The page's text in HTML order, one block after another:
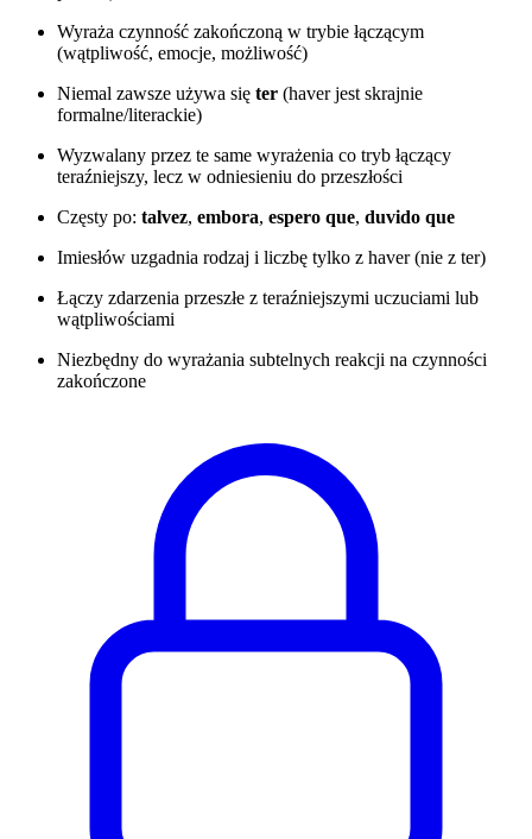
Wyraża czynność zakończoną w trybie łączącym
(wątpliwość, emocje, możliwość)
Niemal zawsze używa się ter (haver jest skrajnie
formalne/literackie)
Wyzwalany przez te same wyrażenia co tryb łączący
teraźniejszy, lecz w odniesieniu do przeszłości
Częsty po: talvez, embora, espero que, duvido que
Imiesłów uzgadnia rodzaj i liczbę tylko z haver (nie z ter)
Łączy zdarzenia przeszłe z teraźniejszymi uczuciami lub
wątpliwościami
Niezbędny do wyrażania subtelnych reakcji na czynności
zakończone